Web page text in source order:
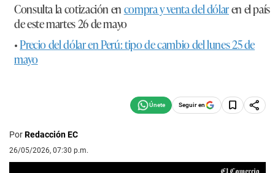
Consulta la cotización encompra y venta del dólaren el país
de estemartes 26 de mayo
•Precio del dólar en Perú: tipo de cambio del lunes 25 de
mayo
Seguir en
PorRedacción EC
26/05/2026, 07:30 p.m.